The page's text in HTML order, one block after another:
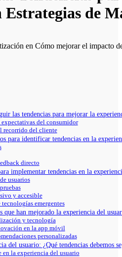
Estrategias de
las tendencias para mejorar la
del consumidor
recorrido del cliente
para identificar tendencias en la
directo
implementar tendencias en la
usuarios
y accesible
emergentes
que han mejorado la experiencia del
y tecnología
en la app móvil
personalizadas
del usuario: ¿Qué tendencias debemos
en la experiencia del usuario